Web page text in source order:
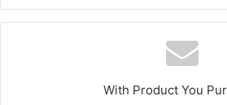
With Product You